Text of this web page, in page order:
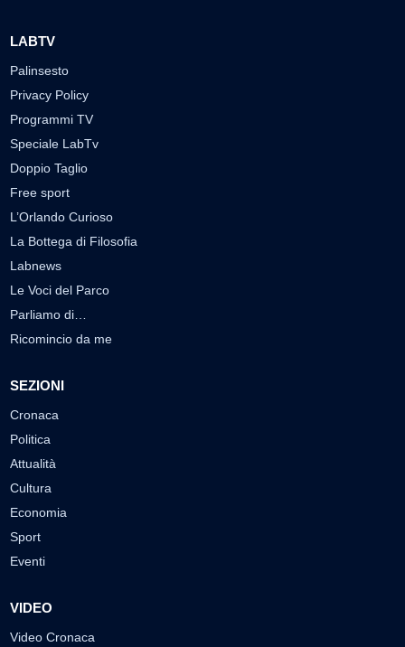
LABTV
Palinsesto
Privacy Policy
Programmi TV
Speciale LabTv
Doppio Taglio
Free sport
L’Orlando Curioso
La Bottega di Filosofia
Labnews
Le Voci del Parco
Parliamo di…
Ricomincio da me
SEZIONI
Cronaca
Politica
Attualità
Cultura
Economia
Sport
Eventi
VIDEO
Video Cronaca